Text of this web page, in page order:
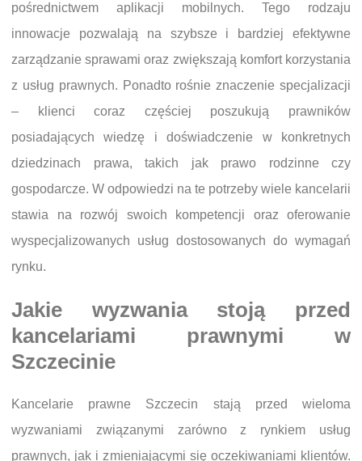
pośrednictwem aplikacji mobilnych. Tego rodzaju
innowacje pozwalają na szybsze i bardziej efektywne
zarządzanie sprawami oraz zwiększają komfort korzystania
z usług prawnych. Ponadto rośnie znaczenie specjalizacji
– klienci coraz częściej poszukują prawników
posiadających wiedzę i doświadczenie w konkretnych
dziedzinach prawa, takich jak prawo rodzinne czy
gospodarcze. W odpowiedzi na te potrzeby wiele kancelarii
stawia na rozwój swoich kompetencji oraz oferowanie
wyspecjalizowanych usług dostosowanych do wymagań
rynku.
Jakie wyzwania stoją przed
kancelariami prawnymi w
Szczecinie
Kancelarie prawne Szczecin stają przed wieloma
wyzwaniami związanymi zarówno z rynkiem usług
prawnych, jak i zmieniającymi się oczekiwaniami klientów.